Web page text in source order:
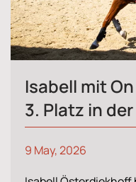
Isabell mit
3. Platz in
9 May, 2026